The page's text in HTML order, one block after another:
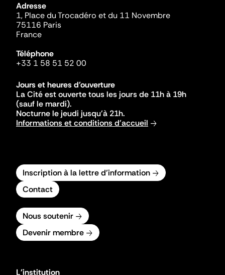
Adresse
1, Place du Trocadéro et du 11 Novembre
75116 Paris
France
Téléphone
+33 1 58 51 52 00
Jours et heures d'ouverture
La Cité est ouverte tous les jours de 11h à 19h
(sauf le mardi).
Nocturne le jeudi jusqu'à 21h.
Informations et conditions d'accueil
Inscription à la lettre d'information
Contact
Nous soutenir
Devenir membre
L'institution